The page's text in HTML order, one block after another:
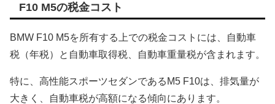
F10 M5の税金コスト
BMW F10 M5を所有する上での税金コストには、自動車
税（年税）と自動車取得税、自動車重量税が含まれます。
特に、高性能スポーツセダンであるM5 F10は、排気量が
大きく、自動車税が高額になる傾向にあります。